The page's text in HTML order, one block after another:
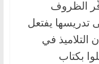
الظروف
تدريسها يفتعل
التلاميذ في
بكتاب